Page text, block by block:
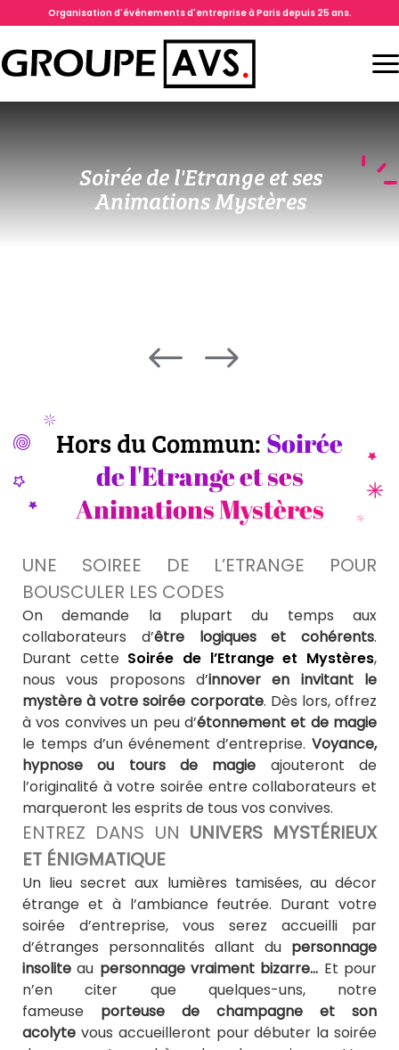
Organisation d'événements d'entreprise à Paris depuis 25 ans.
Soirée de l'Etrange et ses
Animations Mystères
Hors du Commun: Soirée
de l'Etrange et ses
Animations Mystères
UNE SOIREE DE L’ETRANGE POUR
BOUSCULER LES CODES
On demande la plupart du temps aux
collaborateurs d’être logiques et cohérents.
Durant cette Soirée de l’Etrange et Mystères,
nous vous proposons d’innover en invitant le
mystère à votre soirée corporate. Dès lors, offrez
à vos convives un peu d’étonnement et de magie
le temps d’un événement d’entreprise. Voyance,
hypnose ou tours de magie ajouteront de
l’originalité à votre soirée entre collaborateurs et
marqueront les esprits de tous vos convives.
ENTREZ DANS UN UNIVERS MYSTÉRIEUX
ET ÉNIGMATIQUE
Un lieu secret aux lumières tamisées, au décor
étrange et à l’ambiance feutrée. Durant votre
soirée d’entreprise, vous serez accueilli par
d’étranges personnalités allant du personnage
insolite au personnage vraiment bizarre… Et pour
n’en citer que quelques-uns, notre
fameuse porteuse de champagne et son
acolyte vous accueilleront pour débuter la soirée